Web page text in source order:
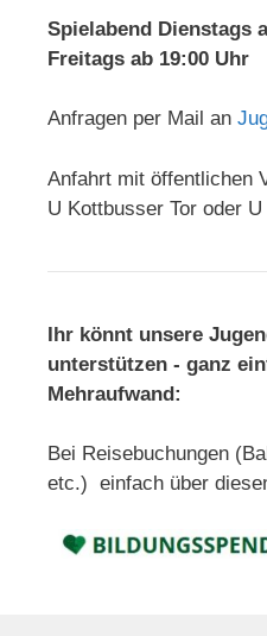
Spielabend Dienstags
Freitags ab 19:00 Uhr
Anfragen per Mail an
Anfahrt mit öffentlichen
U Kottbusser Tor oder
Ihr könnt unsere
unterstützen - ganz
Mehraufwand:
Bei Reisebuchungen
etc.) einfach über